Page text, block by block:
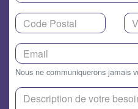
Nous ne communiquerons jamais